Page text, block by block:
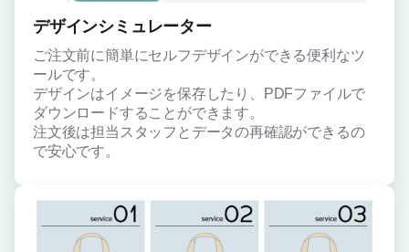
デザインシミュレーター
ご注文前に簡単にセルフデザインができる便利なツ
ールです。
デザインはイメージを保存したり、PDFファイルで
ダウンロードすることができます。
注文後は担当スタッフとデータの再確認ができるの
で安心です。